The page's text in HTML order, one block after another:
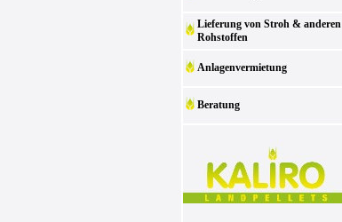
Lieferung von Stroh & anderen
Rohstoffen
Anlagenvermietung
Beratung